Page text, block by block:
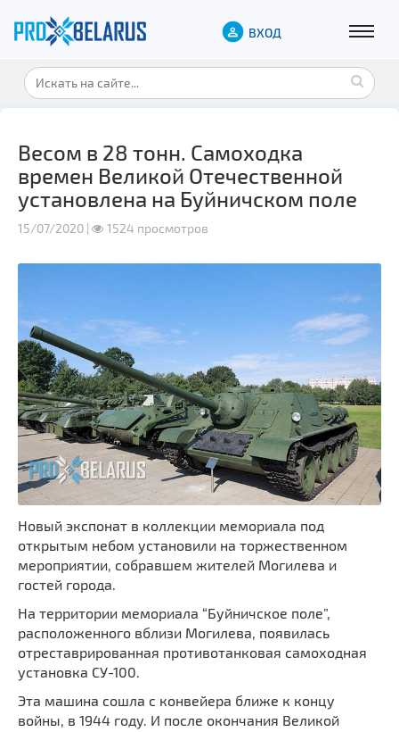
ВХОД
Весом в 28 тонн. Самоходка
времен Великой Отечественной
установлена на Буйничском поле
15/07/2020 | 1524 просмотров
Новый экспонат в коллекции мемориала под
открытым небом установили на торжественном
мероприятии, собравшем жителей Могилева и
гостей города.
На территории мемориала “Буйничское поле”,
расположенного вблизи Могилева, появилась
отреставрированная противотанковая самоходная
установка СУ-100.
Эта машина сошла с конвейера ближе к концу
войны, в 1944 году. И после окончания Великой